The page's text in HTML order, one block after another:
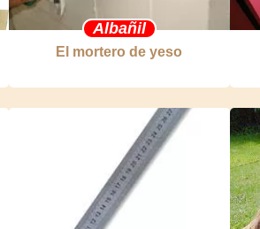
Albañil
El mortero de yeso